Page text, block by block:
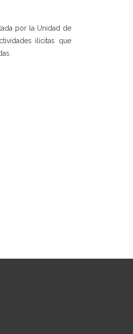
por la Unidad de
ilícitas que